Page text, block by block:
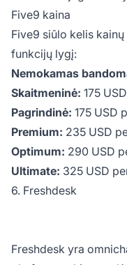
Five9 kaina
Five9 siūlo kelis
funkcijų lygį:
Nemokamas
Skaitmeninė: 175
Pagrindinė: 175 USD
Premium: 235 USD
Optimum: 290 USD
Ultimate: 325 USD
6. Freshdesk
Freshdesk yra